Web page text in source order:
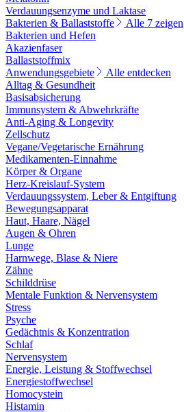
Verdauungsenzyme und Laktase
Bakterien & Ballaststoffe
Alle 7 zeigen
Bakterien und Hefen
Akazienfaser
Ballaststoffmix
Anwendungsgebiete
Alle entdecken
Alltag & Gesundheit
Basisabsicherung
Immunsystem & Abwehrkräfte
Anti-Aging & Longevity
Zellschutz
Vegane/Vegetarische Ernährung
Medikamenten-Einnahme
Körper & Organe
Herz-Kreislauf-System
Verdauungssystem, Leber & Entgiftung
Bewegungsapparat
Haut, Haare, Nägel
Augen & Ohren
Lunge
Harnwege, Blase & Niere
Zähne
Schilddrüse
Mentale Funktion & Nervensystem
Stress
Psyche
Gedächtnis & Konzentration
Schlaf
Nervensystem
Energie, Leistung & Stoffwechsel
Energiestoffwechsel
Homocystein
Histamin